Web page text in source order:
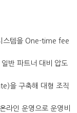
스템을 One-time fee
반 파트너 대비 압도
을 구축해 대형 조직
라인 운영으로 운영비